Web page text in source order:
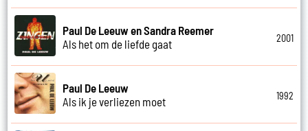
Paul De Leeuw en Sandra Reemer
Als het om de liefde gaat
2001
Paul De Leeuw
Als ik je verliezen moet
1992